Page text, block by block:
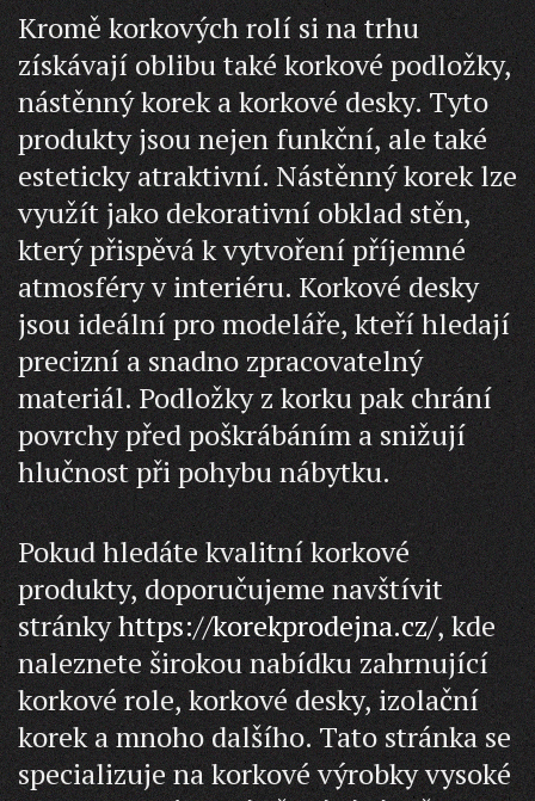
Kromě korkových rolí si na trhu
získávají oblibu také korkové podložky,
nástěnný korek a korkové desky. Tyto
produkty jsou nejen funkční, ale také
esteticky atraktivní. Nástěnný korek lze
využít jako dekorativní obklad stěn,
který přispěvá k vytvoření příjemné
atmosféry v interiéru. Korkové desky
jsou ideální pro modeláře, kteří hledají
precizní a snadno zpracovatelný
materiál. Podložky z korku pak chrání
povrchy před poškrábáním a snižují
hlučnost při pohybu nábytku.
Pokud hledáte kvalitní korkové
produkty, doporučujeme navštívit
stránkyhttps://korekprodejna.cz/, kde
naleznete širokou nabídku zahrnující
korkové role, korkové desky, izolační
korek a mnoho dalšího. Tato stránka se
specializuje na korkové výrobky vysoké